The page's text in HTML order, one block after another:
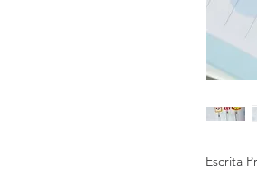
Escrita